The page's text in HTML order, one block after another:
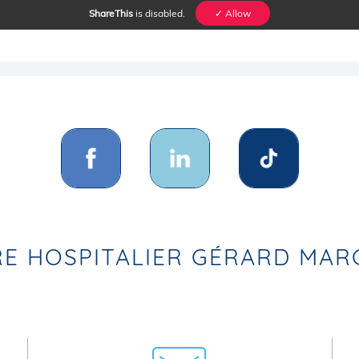
ShareThis is disabled. ✓ Allow
HOSPITALIER GÉRARD